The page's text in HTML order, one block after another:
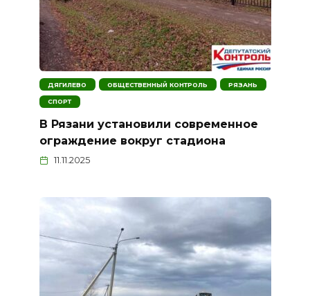
ДЯГИЛЕВО ОБЩЕСТВЕННЫЙ КОНТРОЛЬ РЯЗАНЬ
СПОРТ
В Рязани установили современное
ограждение вокруг стадиона
11.11.2025